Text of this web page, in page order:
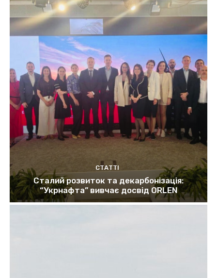
СТАТТІ
Сталий розвиток та декарбонізація:
“Укрнафта” вивчає досвід ORLEN